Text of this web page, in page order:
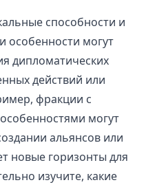
способности и
особенности могут
дипломатических
действий или
фракции с
могут
альянсов или
новые горизонты для
изучите, какие